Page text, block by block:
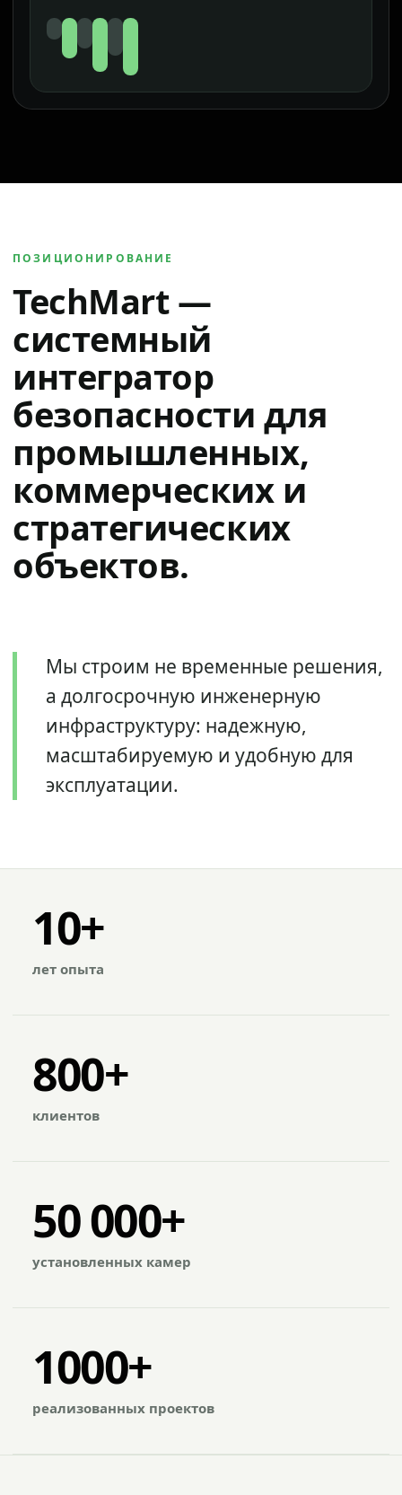
ПОЗИЦИОНИРОВАНИЕ
TechMart —
системный
интегратор
безопасности для
промышленных,
коммерческих и
стратегических
объектов.
Мы строим не временные решения,
а долгосрочную инженерную
инфраструктуру: надежную,
масштабируемую и удобную для
эксплуатации.
10+
лет опыта
800+
клиентов
50 000+
установленных камер
1000+
реализованных проектов